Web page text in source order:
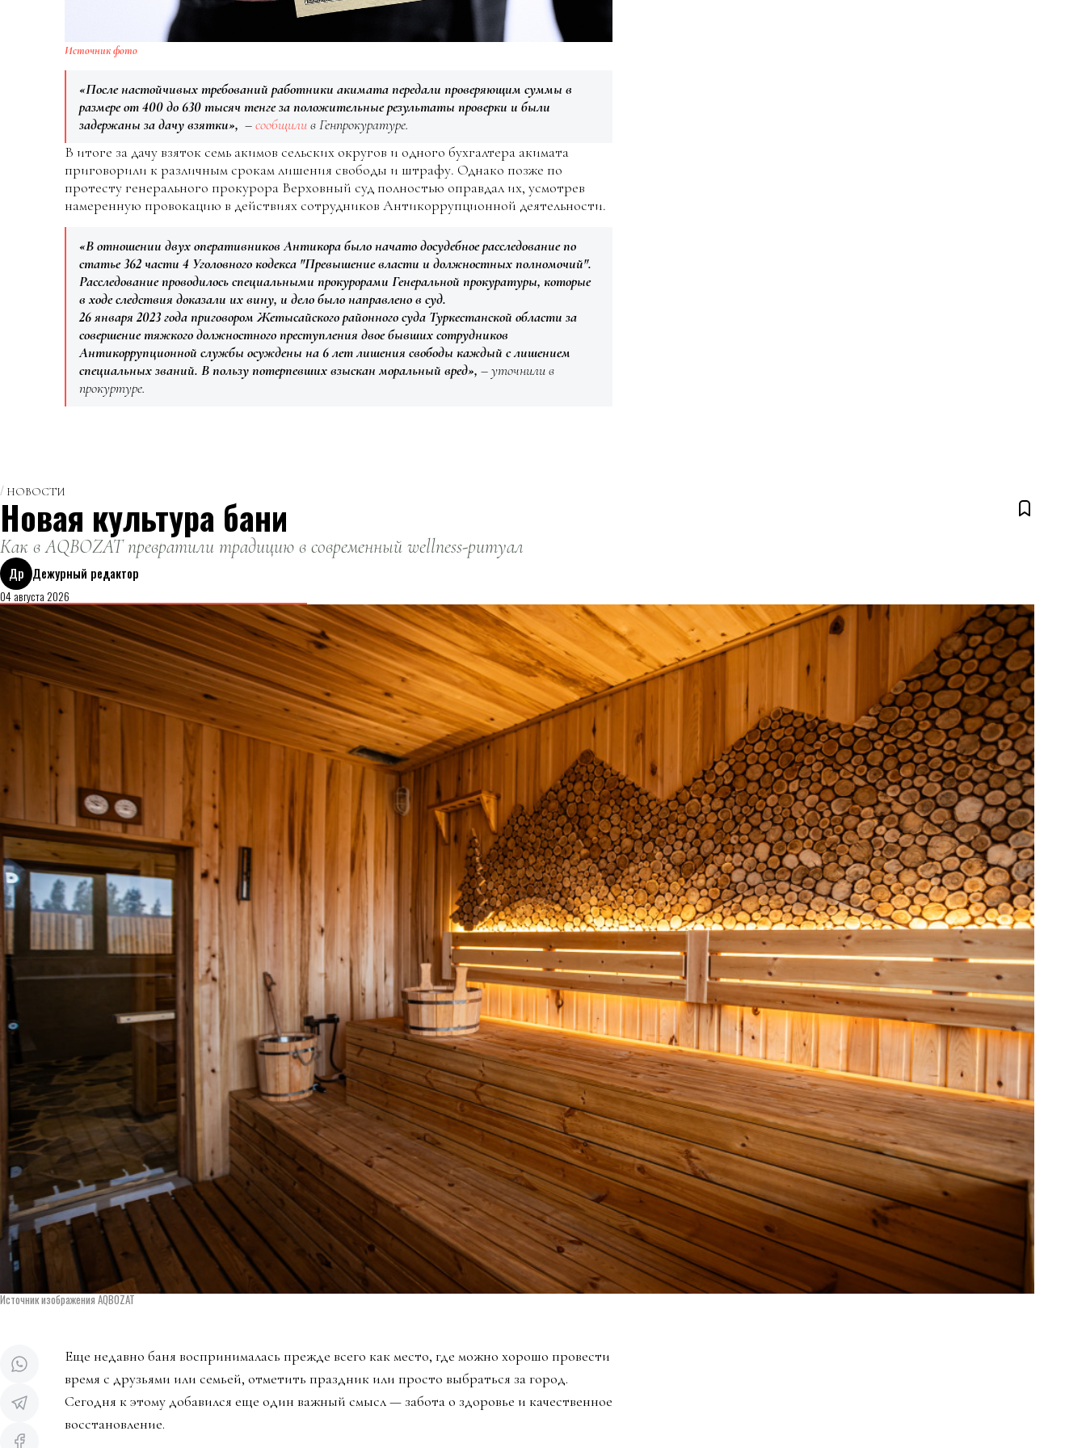
Источник фото
«После настойчивых требований работники акимата передали проверяющим суммы в
размере от 400 до 630 тысяч тенге за положительные результаты проверки и были
задержаны за дачу взятки», –сообщилив Генпрокуратуре.
В итоге за дачу взяток семь акимов сельских округов и одного бухгалтера акимата
приговорили к различным срокам лишения свободы и штрафу. Однако позже по
протесту генерального прокурора Верховный суд полностью оправдал их, усмотрев
намеренную провокацию в действиях сотрудников Антикоррупционной деятельности.
«В отношении двух оперативников Антикора было начато досудебное расследование по
статье 362 части 4 Уголовного кодекса "Превышение власти и должностных полномочий".
Расследование проводилось специальными прокурорами Генеральной прокуратуры, которые
в ходе следствия доказали их вину, и дело было направлено в суд.
26 января 2023 года приговором Жетысайского районного суда Туркестанской области за
совершение тяжкого должностного преступления двое бывших сотрудников
Антикоррупционной службы осуждены на 6 лет лишения свободы каждый с лишением
специальных званий. В пользу потерпевших взыскан моральный вред», – уточнили в
прокуртуре.
НОВОСТИ
Новая культура бани
Как в AQBOZAT превратили традицию в современный wellness-ритуал
Др Дежурный редактор
04 августа 2026
Источник изображения AQBOZAT
Еще недавно баня воспринималась прежде всего как место, где можно хорошо провести
время с друзьями или семьей, отметить праздник или просто выбраться за город.
Сегодня к этому добавился еще один важный смысл — забота о здоровье и качественное
восстановление.